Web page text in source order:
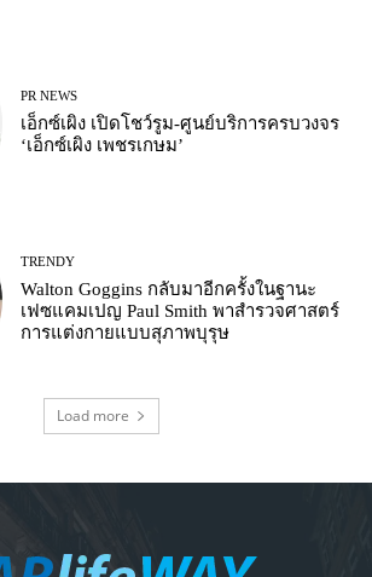
PR NEWS
เอ็กซ์เผิง เปิดโชว์รูม-ศูนย์บริการครบวงจร
‘เอ็กซ์เผิง เพชรเกษม’
TRENDY
Walton Goggins กลับมาอีกครั้งในฐานะ
เฟซแคมเปญ Paul Smith พาสำรวจศาสตร์
การแต่งกายแบบสุภาพบุรุษ
Load more